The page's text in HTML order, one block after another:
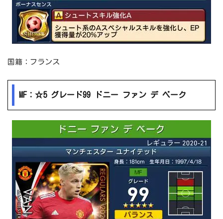
国籍：フランス
MF：☆5 グレード99 ドニー ファン デ ベーク